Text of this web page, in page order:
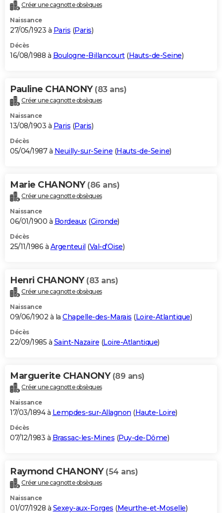
Créer une cagnotte obsèques
Naissance
27/05/1923 à Paris (Paris)
Décès
16/08/1988 à Boulogne-Billancourt(Hauts-de-Seine)
Pauline CHANONY (83 ans)
Créer une cagnotte obsèques
Naissance
13/08/1903 à Paris (Paris)
Décès
05/04/1987 à Neuilly-sur-Seine (Hauts-de-Seine)
Marie CHANONY (86 ans)
Créer une cagnotte obsèques
Naissance
06/01/1900 à Bordeaux(Gironde)
Décès
25/11/1986 à Argenteuil (Val-d'Oise)
Henri CHANONY (83 ans)
Créer une cagnotte obsèques
Naissance
09/06/1902 à la Chapelle-des-Marais (Loire-Atlantique)
Décès
22/09/1985 à Saint-Nazaire (Loire-Atlantique)
Marguerite CHANONY (89 ans)
Créer une cagnotte obsèques
Naissance
17/03/1894 à Lempdes-sur-Allagnon (Haute-Loire)
Décès
07/12/1983 à Brassac-les-Mines (Puy-de-Dôme)
Raymond CHANONY (54 ans)
Créer une cagnotte obsèques
Naissance
01/07/1928 à Sexey-aux-Forges (Meurthe-et-Moselle)